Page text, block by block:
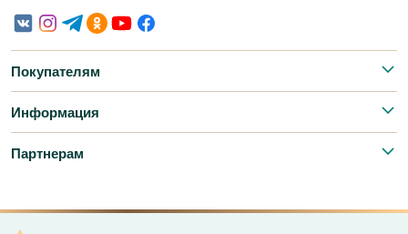
Покупателям
Информация
Партнерам